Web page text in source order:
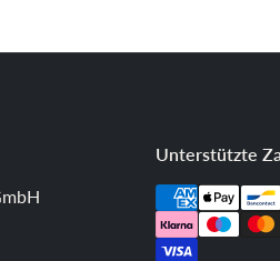
Unterstützte